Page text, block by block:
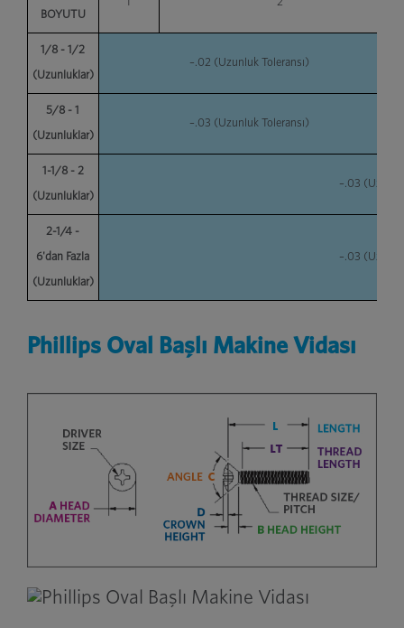
BOYUTU
1/8 - 1/2
(Uzunluklar)
–.02 (Uzunluk Toleransı)
5/8 - 1
(Uzunluklar)
–.03 (Uzunluk Toleransı)
1-1/8 - 2
(Uzunluklar)
–.03
2-1/4 -
6'dan Fazla
(Uzunluklar)
–.03
Phillips Oval Başlı Makine Vidası